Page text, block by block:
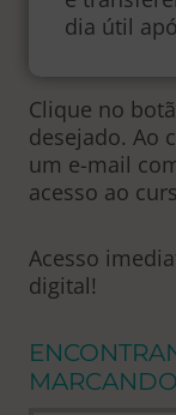
dia útil
Clique no
desejado. Ao
um e-mail
acesso ao
Acesso
digital!